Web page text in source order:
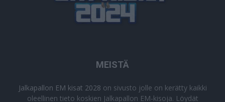
MEISTÄ
Jalkapallon EM kisat 2028 on sivusto jolle on kerätty kaikki
oleellinen tieto koskien Jalkapallon EM-kisoja. Löydät